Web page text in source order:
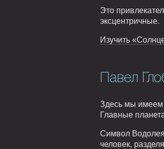
Это
эксцентричные.
Изучить
Павел
Здесь мы имеем
Главные
Символ Водолея
человек,